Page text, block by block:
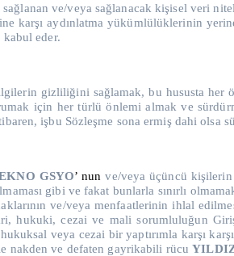
sağlanan ve/veya sağlanacak kişisel veri
karşı aydınlatma yükümlülüklerinin
kabul eder.
gizliliğini sağlamak, bu hususta
için her türlü önlemi almak ve
işbu Sözleşme sona ermiş dahi olsa
GSYO’ nunve/veya üçüncü
gibi ve fakat bunlarla sınırlı
ve/veya menfaatlerinin ihlal
hukuki, cezai ve mali sorumluluğun
hukuksal veya cezai bir yaptırımla karşı
nakden ve defaten gayrikabili rücu